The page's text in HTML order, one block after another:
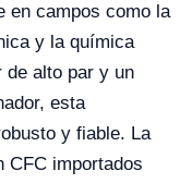
en campos como la
y la química
de alto par y un
esta
y fiable. La
CFC importados